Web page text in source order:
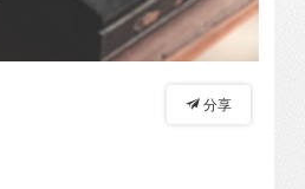
分享